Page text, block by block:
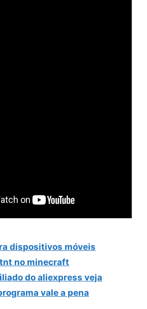
dispositivos móveis
no minecraft
do aliexpress veja
vale a pena